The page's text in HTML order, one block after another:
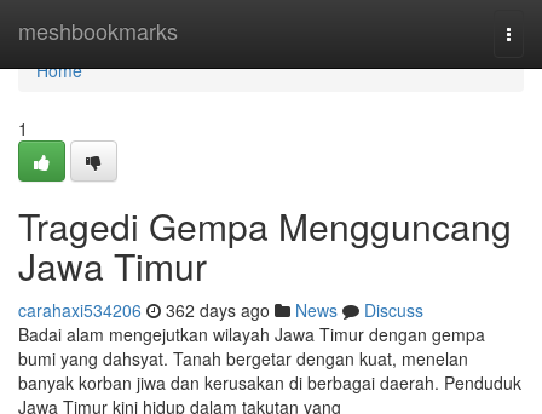
meshbookmarks
Home
Home
1
Tragedi Gempa Mengguncang
Jawa Timur
carahaxi534206 362 days ago News
Discuss
Badai alam mengejutkan wilayah Jawa Timur dengan gempa
bumi yang dahsyat. Tanah bergetar dengan kuat, menelan
banyak korban jiwa dan kerusakan di berbagai daerah. Penduduk
Jawa Timur kini hidup dalam takutan yang